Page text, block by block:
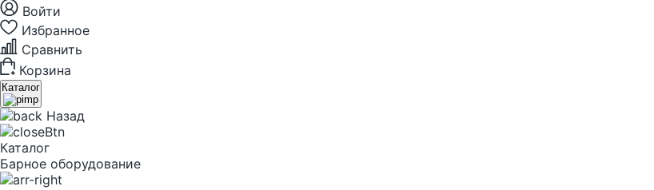
Войти
Избранное
Сравнить
Корзина
Каталог
Назад
Каталог
Барное оборудование